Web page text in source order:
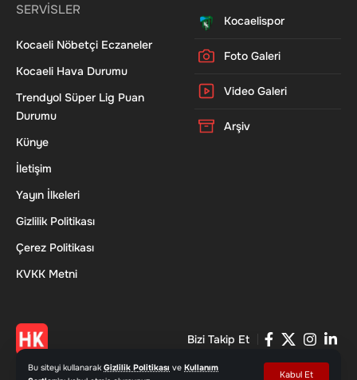
Bu siteyi kullanarakGizlilik Politikası ve Kullanım
Kabul Et
SERVİSLER
Kocaeli Nöbetçi Eczaneler
Kocaeli Hava Durumu
Trendyol Süper Lig Puan
Durumu
Künye
İletişim
Yayın İlkeleri
Gizlilik Politikası
Çerez Politikası
KVKK Metni
Kocaelispor
Foto Galeri
Video Galeri
Arşiv
Bizi Takip Et